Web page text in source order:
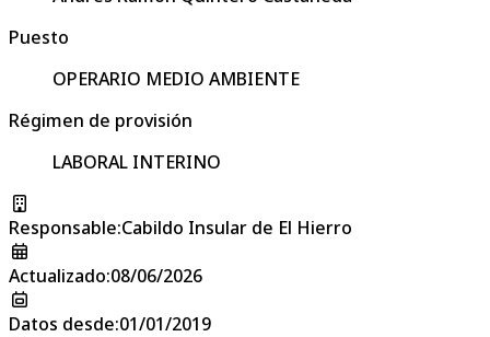
Puesto
OPERARIO MEDIO AMBIENTE
Régimen de provisión
LABORAL INTERINO
Responsable:Cabildo Insular de El Hierro
Actualizado:08/06/2026
Datos desde:01/01/2019